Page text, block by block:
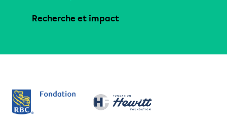
Recherche et impact